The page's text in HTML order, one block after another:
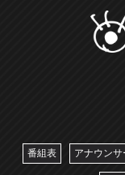
番組表 アナウン